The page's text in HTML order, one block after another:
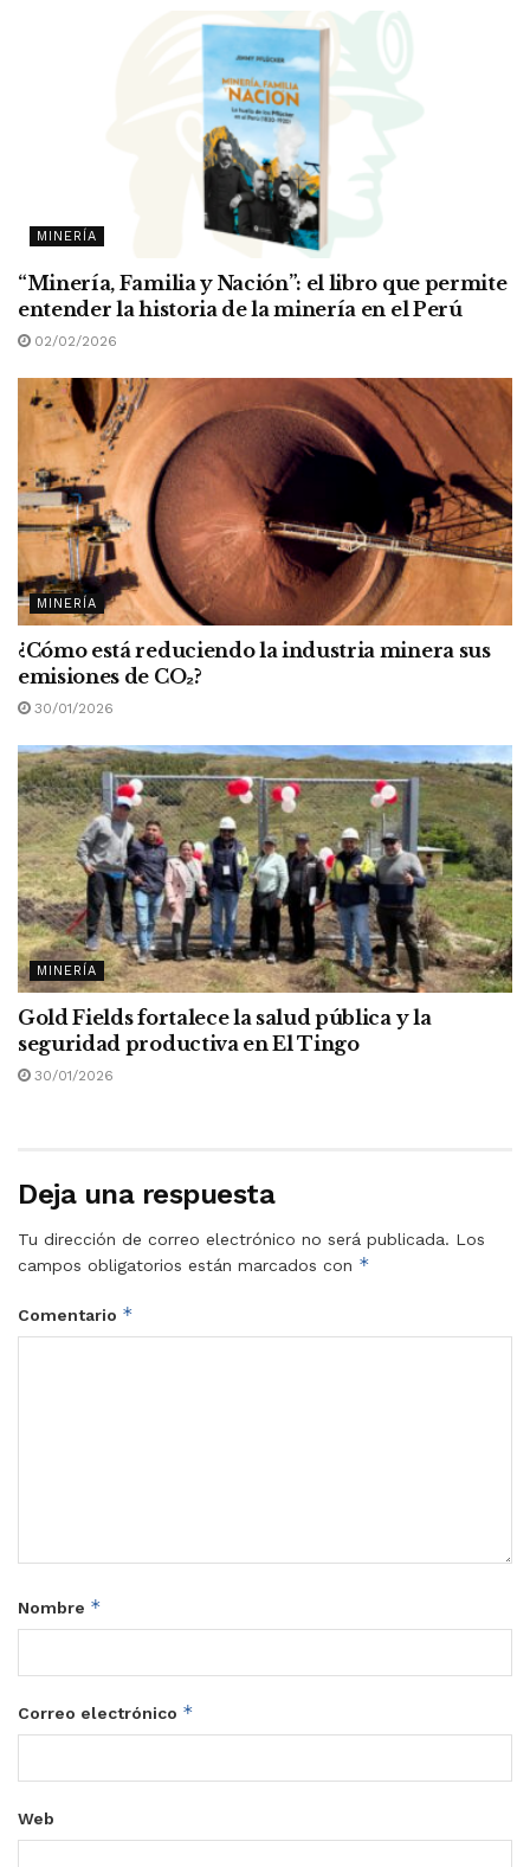
MINERÍA
“Minería, Familia y Nación”: el libro que permite
entender la historia de la minería en el Perú
02/02/2026
MINERÍA
¿Cómo está reduciendo la industria minera sus
emisiones de CO₂?
30/01/2026
MINERÍA
Gold Fields fortalece la salud pública y la
seguridad productiva en El Tingo
30/01/2026
Deja una respuesta
Tu dirección de correo electrónico no será publicada. Los
campos obligatorios están marcados con *
Comentario *
Nombre *
Correo electrónico *
Web